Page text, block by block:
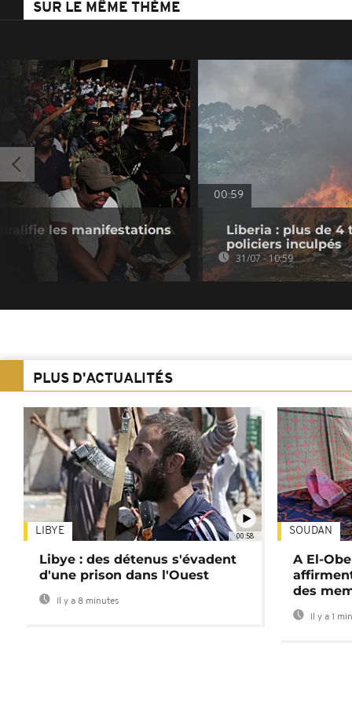
SUR LE MÊME THÈME
les manifestations
00:59
Liberia : plus de 4
policiers inculpés
31/07 - 10:59
PLUS D'ACTUALITÉS
00:58
LIBYE
Libye : des détenus s'évadent
d'une prison dans l'Ouest
Il y a 8 minutes
SOUDAN
A El-
des
Il y a 1